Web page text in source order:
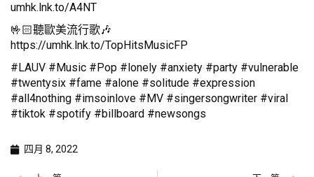
umhk.lnk.to/A4NT
🤟🏻聽歐美流行歌🎶
https://umhk.lnk.to/TopHitsMusicFP
#LAUV #Music #Pop #lonely #anxiety #party #vulnerable
#twentysix #fame #alone #solitude #expression
#all4nothing #imsoinlove #MV #singersongwriter #viral
#tiktok #spotify #billboard #newsongs
四月 8, 2022